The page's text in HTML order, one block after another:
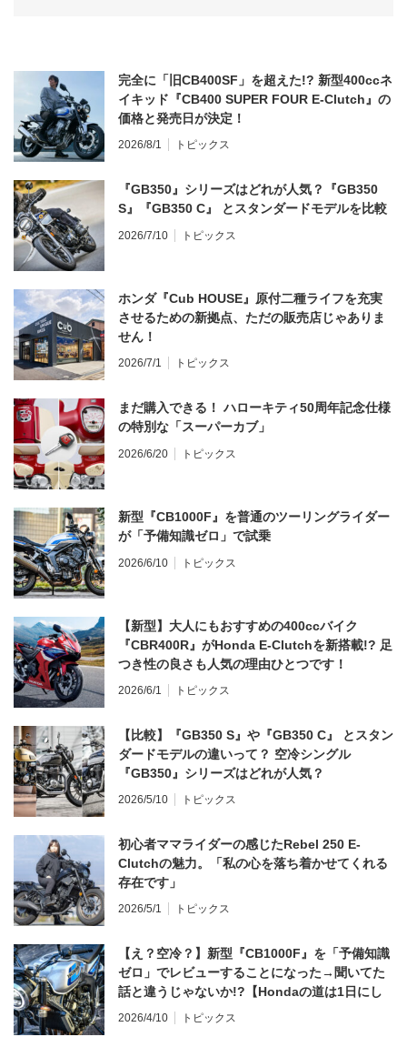
完全に「旧CB400SF」を超えた!? 新型400ccネ
イキッド『CB400 SUPER FOUR E-Clutch』の
価格と発売日が決定！
2026/8/1 トピックス
『GB350』シリーズはどれが人気？『GB350
S』『GB350 C』 とスタンダードモデルを比較
2026/7/10 トピックス
ホンダ『Cub HOUSE』原付二種ライフを充実
させるための新拠点、ただの販売店じゃありま
せん！
2026/7/1 トピックス
まだ購入できる！ ハローキティ50周年記念仕様
の特別な「スーパーカブ」
2026/6/20 トピックス
新型『CB1000F』を普通のツーリングライダー
が「予備知識ゼロ」で試乗
2026/6/10 トピックス
【新型】大人にもおすすめの400ccバイク
『CBR400R』がHonda E-Clutchを新搭載!? 足
つき性の良さも人気の理由ひとつです！
2026/6/1 トピックス
【比較】『GB350 S』や『GB350 C』 とスタン
ダードモデルの違いって？ 空冷シングル
『GB350』シリーズはどれが人気？
2026/5/10 トピックス
初心者ママライダーの感じたRebel 250 E-
Clutchの魅力。「私の心を落ち着かせてくれる
存在です」
2026/5/1 トピックス
【え？空冷？】新型『CB1000F』を「予備知識
ゼロ」でレビューすることになった→聞いてた
話と違うじゃないか!?【Hondaの道は1日にし
てならず／CB1000F ①第一印象 編】
2026/4/10 トピックス